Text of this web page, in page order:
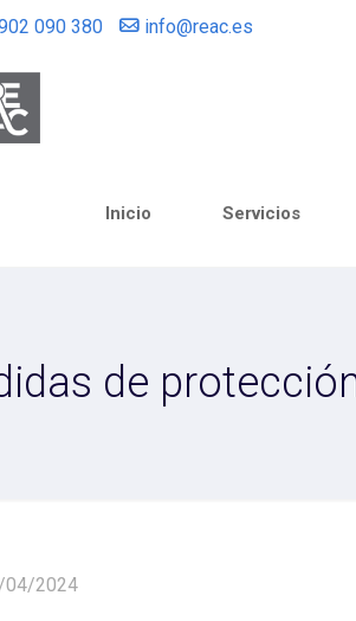
090 380 info@reac.es
Inicio Servicios
de
04/2024